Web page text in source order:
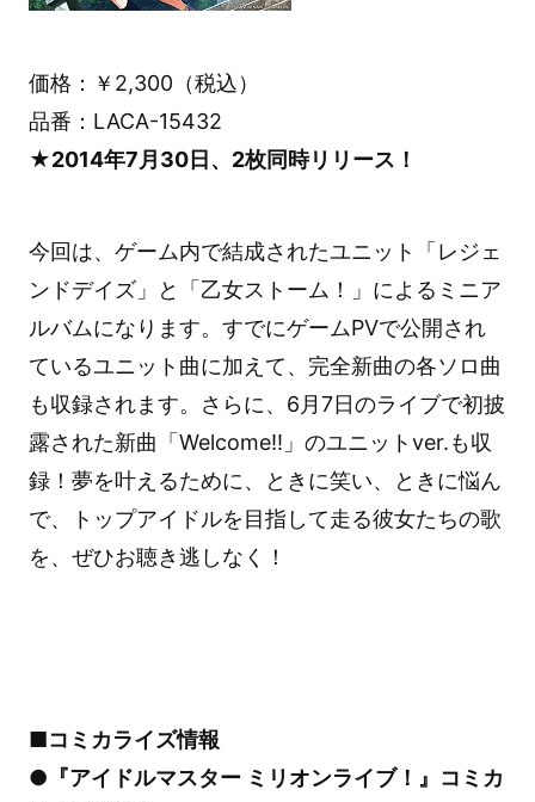
価格：￥2,300（税込）
品番：LACA-15432
★2014年7月30日、2枚同時リリース！
今回は、ゲーム内で結成されたユニット「レジェ
ンドデイズ」と「乙女ストーム！」によるミニア
ルバムになります。すでにゲームPVで公開され
ているユニット曲に加えて、完全新曲の各ソロ曲
も収録されます。さらに、6月7日のライブで初披
露された新曲「Welcome!!」のユニットver.も収
録！夢を叶えるために、ときに笑い、ときに悩ん
で、トップアイドルを目指して走る彼女たちの歌
を、ぜひお聴き逃しなく！
■コミカライズ情報
●『アイドルマスター ミリオンライブ！』コミカ